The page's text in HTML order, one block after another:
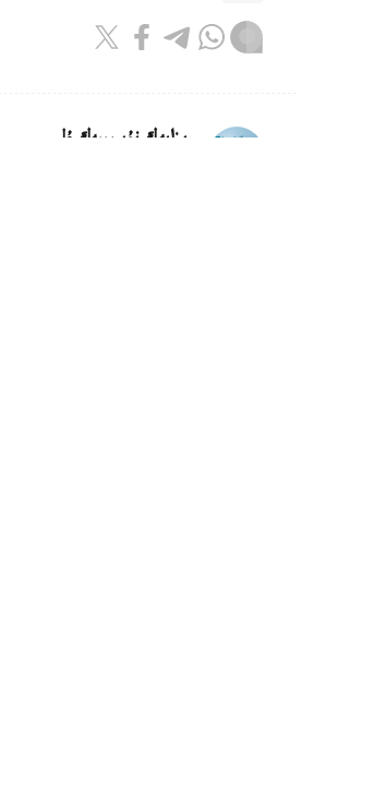
ريزابەك نۇسىپبەك ۇلى